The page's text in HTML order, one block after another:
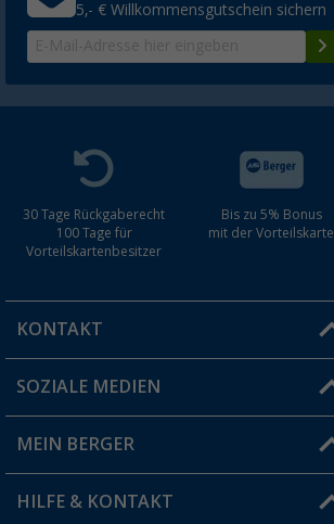
5,- € Willkommensgutschein sichern
30 Tage Rückgaberecht
100 Tage für
Vorteilskartenbesitzer
Bis zu 5% Bonus
mit der Vorteilskarte
KONTAKT
Du hast eine Frage?
Filiale finden
SOZIALE MEDIEN
MEIN BERGER
Vorteilskarte
HILFE & KONTAKT